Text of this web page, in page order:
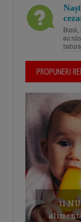
Bună,
au
PROPUNERI
11